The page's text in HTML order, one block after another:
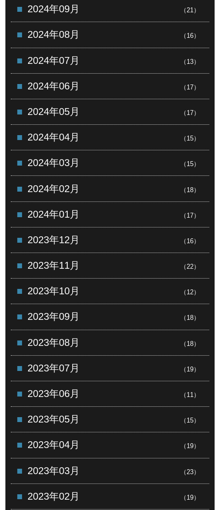
2024年09月 （21）
2024年08月 （16）
2024年07月 （13）
2024年06月 （17）
2024年05月 （17）
2024年04月 （15）
2024年03月 （15）
2024年02月 （18）
2024年01月 （17）
2023年12月 （16）
2023年11月 （22）
2023年10月 （12）
2023年09月 （18）
2023年08月 （18）
2023年07月 （19）
2023年06月 （11）
2023年05月 （15）
2023年04月 （19）
2023年03月 （23）
2023年02月 （19）